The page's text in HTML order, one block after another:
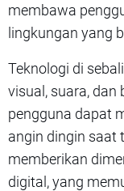
membawa
lingkungan yang
Teknologi di
visual, suara, dan
pengguna dapat
angin dingin saat
memberikan
digital, yang